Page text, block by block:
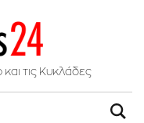
και τις Κυκλάδες